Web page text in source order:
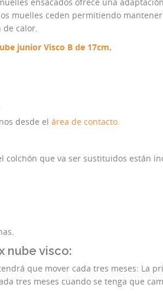
muelles ceden permitiendo
calor.
junior Visco B de 17cm.
desde el área de contacto.
que va ser sustituidos están
nube visco:
que mover cada tres meses: La
tres meses cuando se tenga que